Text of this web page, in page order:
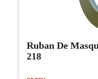
Ruban De
218